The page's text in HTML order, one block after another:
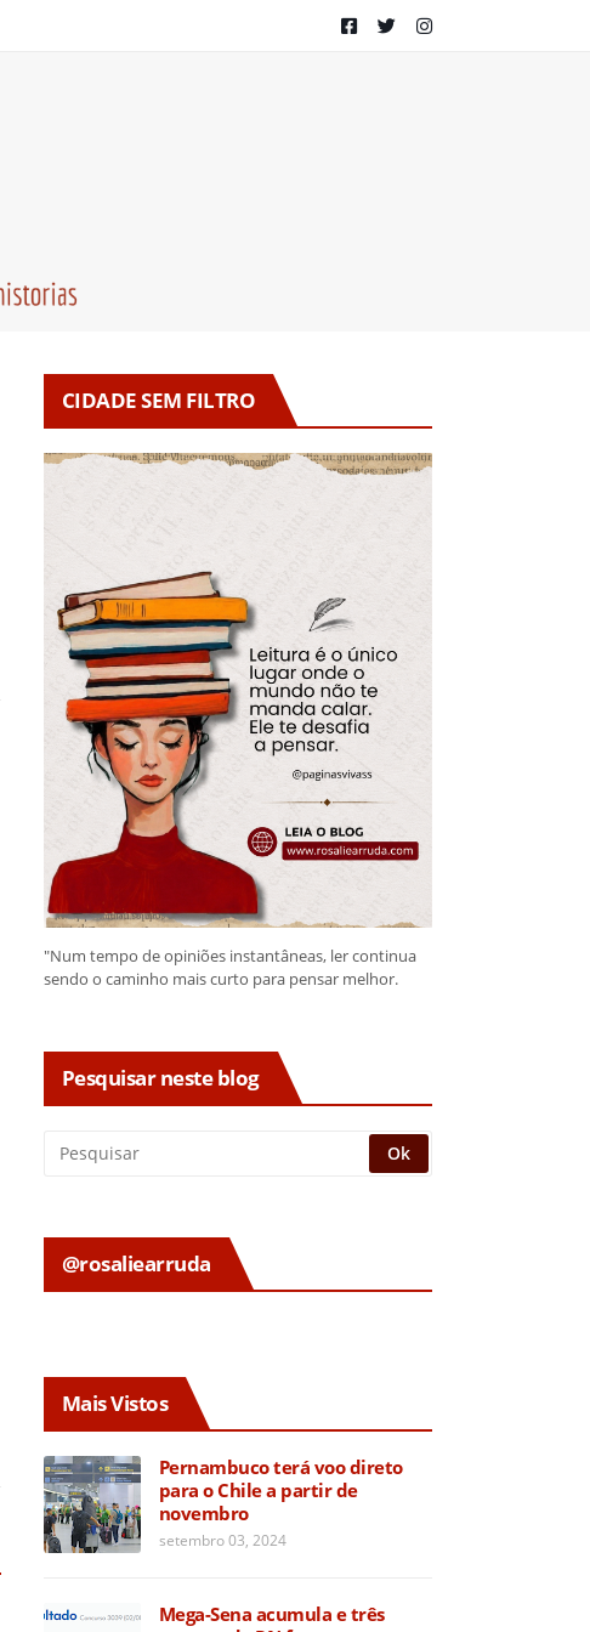
CIDADE SEM FILTRO
"Num tempo de opiniões instantâneas, ler continua
sendo o caminho mais curto para pensar melhor.
Pesquisar neste blog
@rosaliearruda
Mais Vistos
Pernambuco terá voo direto
para o Chile a partir de
novembro
setembro 03, 2024
Mega-Sena acumula e três